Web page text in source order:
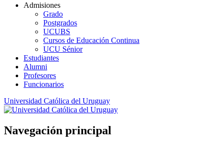
Admisiones
Grado
Postgrados
UCUBS
Cursos de Educación Continua
UCU Sénior
Estudiantes
Alumni
Profesores
Funcionarios
Universidad Católica del Uruguay
Navegación principal